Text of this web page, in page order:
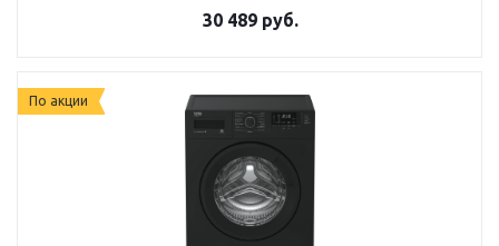
30 489 руб.
По акции